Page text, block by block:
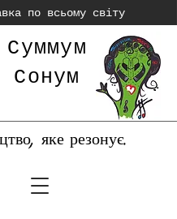
по всьому світу
яке резонує.
Суммум
Сонум